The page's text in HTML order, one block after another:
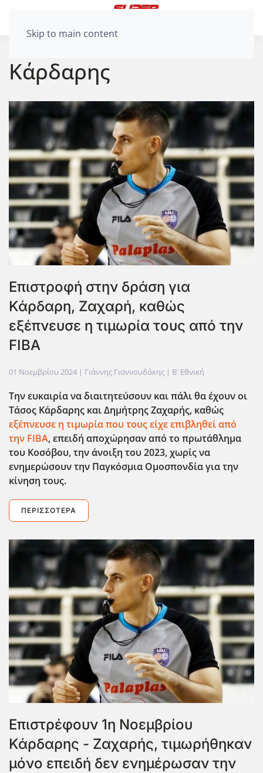
Skip to main content
Κάρδαρης
Επιστροφή στην δράση για
Κάρδαρη, Ζαχαρή, καθώς
εξέπνευσε η τιμωρία τους από την
FIBA
01 Νοεμβρίου 2024 | Γιάννης Γιαννουδάκης | Β' Εθνική
Την ευκαιρία να διαιτητεύσουν και πάλι θα έχουν οι
Τάσος Κάρδαρης και Δημήτρης Ζαχαρής, καθώς
εξέπνευσε η τιμωρία που τους είχε επιβληθεί από
την FIBA, επειδή αποχώρησαν από το πρωτάθλημα
του Κοσόβου, την άνοιξη του 2023, χωρίς να
ενημερώσουν την Παγκόσμια Ομοσπονδία για την
κίνηση τους.
ΠΕΡΙΣΣΌΤΕΡΑ
Επιστρέφουν 1η Νοεμβρίου
Κάρδαρης - Ζαχαρής, τιμωρήθηκαν
μόνο επειδή δεν ενημέρωσαν την